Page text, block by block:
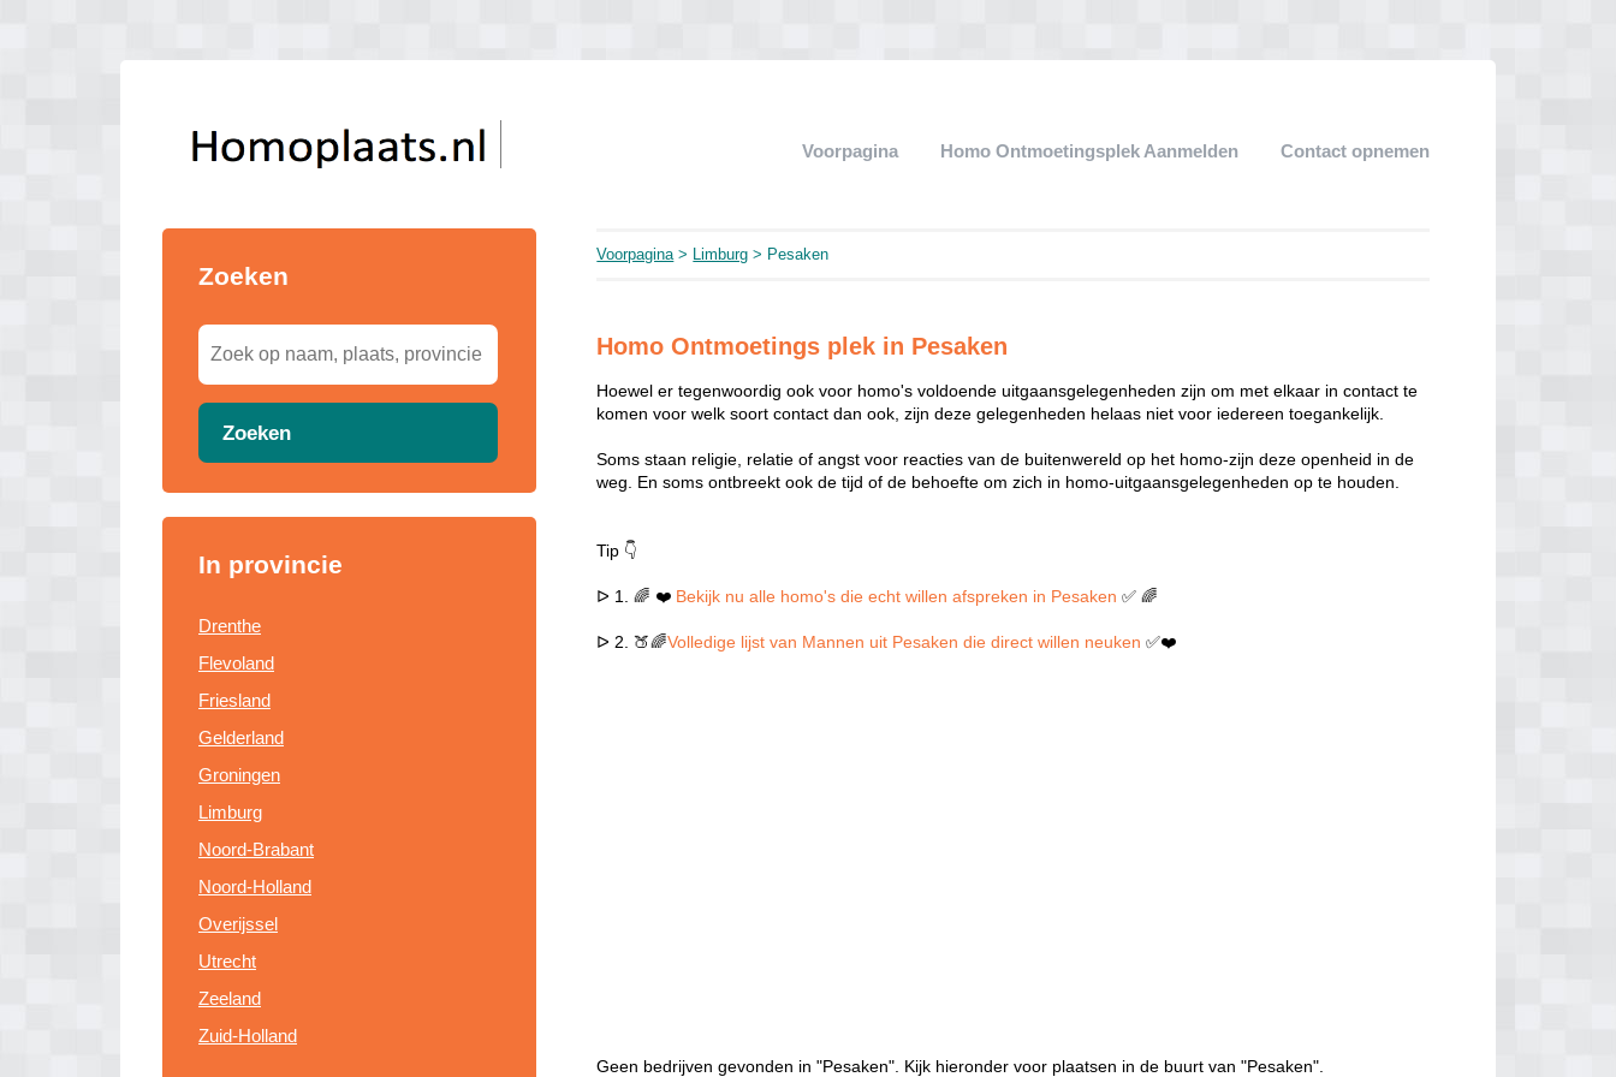
Voorpagina Homo Ontmoetingsplek Aanmelden Contact opnemen
Zoeken
Zoeken
In provincie
Drenthe
Flevoland
Friesland
Gelderland
Groningen
Limburg
Noord-Brabant
Noord-Holland
Overijssel
Utrecht
Zeeland
Zuid-Holland
Voorpagina> Limburg > Pesaken
Homo Ontmoetings plek in Pesaken
Hoewel er tegenwoordig ook voor homo's voldoende uitgaansgelegenheden zijn om met elkaar in contact te
komen voor welk soort contact dan ook, zijn deze gelegenheden helaas niet voor iedereen toegankelijk.
Soms staan religie, relatie of angst voor reacties van de buitenwereld op het homo-zijn deze openheid in de
weg. En soms ontbreekt ook de tijd of de behoefte om zich in homo-uitgaansgelegenheden op te houden.
Tip 👇
ᐅ 1. 🌈 ❤️ Bekijk nu alle homo's die echt willen afspreken in Pesaken ✅ 🌈
ᐅ 2. 🍑🌈Volledige lijst van Mannen uit Pesaken die direct willen neuken✅❤️
Geen bedrijven gevonden in "Pesaken". Kijk hieronder voor plaatsen in de buurt van "Pesaken".